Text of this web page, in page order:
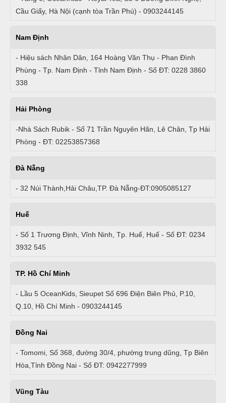
Cầu Giấy, Hà Nội (cạnh tòa Trần Phú) - 0903244145
Nam Định
- Hiệu sách Nhân Dân, 164 Hoàng Văn Thụ - Phan Đình
Phùng - Tp. Nam Định - Tỉnh Nam Định - Số ĐT: 0228 3860
338
Hải Phòng
-Nhà Sách Rubik - Số 71 Trần Nguyên Hãn, Lê Chân, Tp Hải
Phòng - ĐT: 02253857368
Đà Nẵng
- 32 Núi Thành,Hải Châu,TP. Đà Nẵng-ĐT:0905085127
Huế
- Số 1 Trương Định, Vĩnh Ninh, Tp. Huế, Huế - Số ĐT: 0234
3932 545
TP. Hồ Chí Minh
- Lầu 5 OceanKids, Sieupet Số 696 Điện Biên Phủ, P.10,
Q.10, Hồ Chí Minh - 0903244145
Đồng Nai
- Tomomi, Số 368, đường 30/4, phường trung dũng, Tp Biên
Hòa,Tỉnh Đồng Nai - Số ĐT: 0942277999
Vũng Tàu